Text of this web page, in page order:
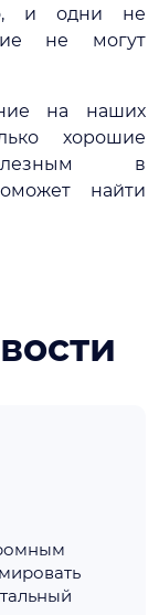
и одни не
не могут
на наших
хорошие
в
найти